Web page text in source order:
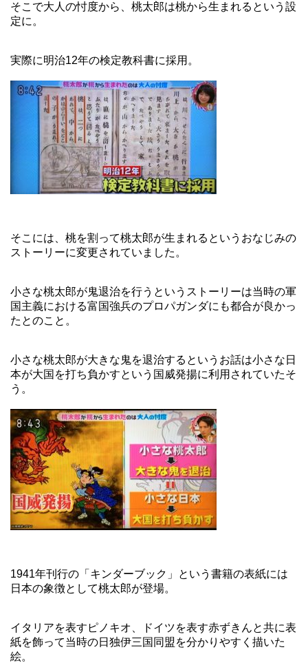
そこで大人の忖度から、桃太郎は桃から生まれるという設
定に。
実際に明治12年の検定教科書に採用。
そこには、桃を割って桃太郎が生まれるというおなじみの
ストーリーに変更されていました。
小さな桃太郎が鬼退治を行うというストーリーは当時の軍
国主義における富国強兵のプロパガンダにも都合が良かっ
たとのこと。
小さな桃太郎が大きな鬼を退治するというお話は小さな日
本が大国を打ち負かすという国威発揚に利用されていたそ
う。
1941年刊行の「キンダーブック」という書籍の表紙には
日本の象徴として桃太郎が登場。
イタリアを表すピノキオ、ドイツを表す赤ずきんと共に表
紙を飾って当時の日独伊三国同盟を分かりやすく描いた
絵。